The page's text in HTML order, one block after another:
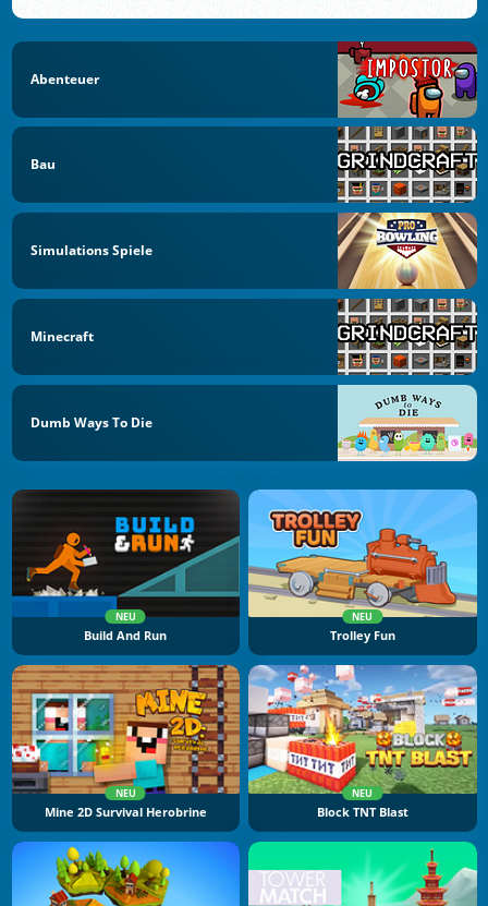
Abenteuer
Bau
Simulations Spiele
Minecraft
Dumb Ways To Die
NEU
Build And Run
NEU
Trolley Fun
NEU
Mine 2D Survival Herobrine
NEU
Block TNT Blast